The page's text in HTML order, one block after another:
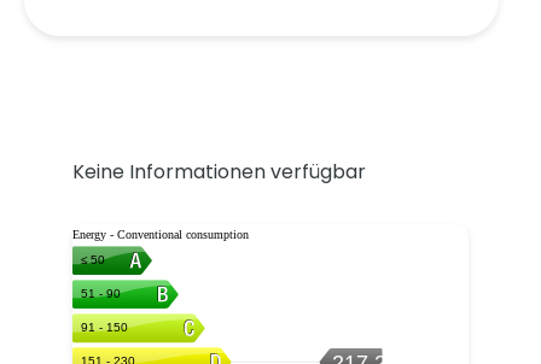
Keine Informationen verfügbar